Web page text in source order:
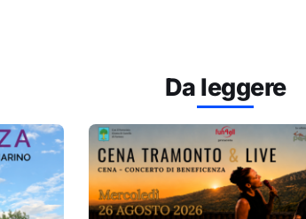
Da leggere